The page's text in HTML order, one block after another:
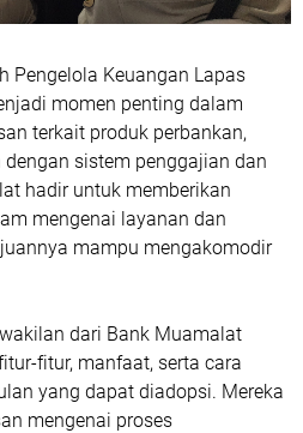
Pengelola Keuangan Lapas
momen penting dalam
terkait produk perbankan,
sistem penggajian dan
hadir untuk memberikan
mengenai layanan dan
mampu mengakomodir
dari Bank Muamalat
fitur, manfaat, serta cara
yang dapat diadopsi. Mereka
mengenai proses